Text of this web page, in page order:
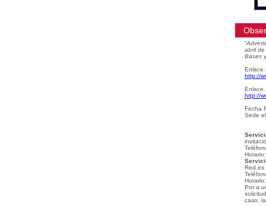
“
abril
Bases
Enlace
http://
Enlace
http://
Fecha
Sede
Red.es
Por a
caso,